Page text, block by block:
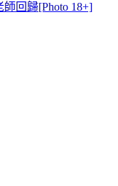
師回歸[Photo 18+]